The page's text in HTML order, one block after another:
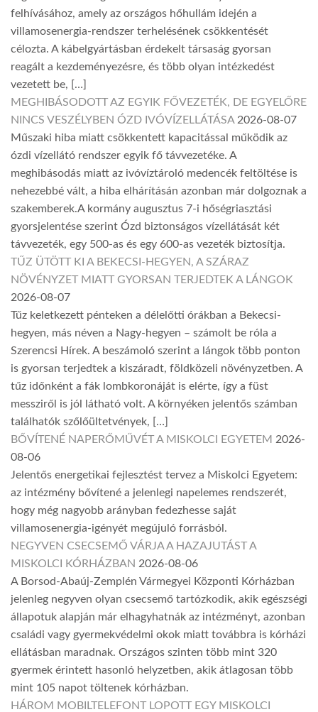
felhívásához, amely az országos hőhullám idején a
villamosenergia-rendszer terhelésének csökkentését
célozta. A kábelgyártásban érdekelt társaság gyorsan
reagált a kezdeményezésre, és több olyan intézkedést
vezetett be, […]
MEGHIBÁSODOTT AZ EGYIK FŐVEZETÉK, DE EGYELŐRE
NINCS VESZÉLYBEN ÓZD IVÓVÍZELLÁTÁSA 2026-08-07
Műszaki hiba miatt csökkentett kapacitással működik az
ózdi vízellátó rendszer egyik fő távvezetéke. A
meghibásodás miatt az ivóvíztároló medencék feltöltése is
nehezebbé vált, a hiba elhárításán azonban már dolgoznak a
szakemberek.A kormány augusztus 7-i hőségriasztási
gyorsjelentése szerint Ózd biztonságos vízellátását két
távvezeték, egy 500-as és egy 600-as vezeték biztosítja.
TŰZ ÜTÖTT KI A BEKECSI-HEGYEN, A SZÁRAZ
NÖVÉNYZET MIATT GYORSAN TERJEDTEK A LÁNGOK
2026-08-07
Tűz keletkezett pénteken a délelőtti órákban a Bekecsi-
hegyen, más néven a Nagy-hegyen – számolt be róla a
Szerencsi Hírek. A beszámoló szerint a lángok több ponton
is gyorsan terjedtek a kiszáradt, földközeli növényzetben. A
tűz időnként a fák lombkoronáját is elérte, így a füst
messziről is jól látható volt. A környéken jelentős számban
találhatók szőlőültetvények, […]
BŐVÍTENÉ NAPERŐMŰVÉT A MISKOLCI EGYETEM 2026-
08-06
Jelentős energetikai fejlesztést tervez a Miskolci Egyetem:
az intézmény bővítené a jelenlegi napelemes rendszerét,
hogy még nagyobb arányban fedezhesse saját
villamosenergia-igényét megújuló forrásból.
NEGYVEN CSECSEMŐ VÁRJA A HAZAJUTÁST A
MISKOLCI KÓRHÁZBAN 2026-08-06
A Borsod-Abaúj-Zemplén Vármegyei Központi Kórházban
jelenleg negyven olyan csecsemő tartózkodik, akik egészségi
állapotuk alapján már elhagyhatnák az intézményt, azonban
családi vagy gyermekvédelmi okok miatt továbbra is kórházi
ellátásban maradnak. Országos szinten több mint 320
gyermek érintett hasonló helyzetben, akik átlagosan több
mint 105 napot töltenek kórházban.
HÁROM MOBILTELEFONT LOPOTT EGY MISKOLCI